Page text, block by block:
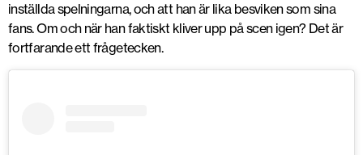
inställda spelningarna, och att han är lika besviken som sina
fans. Om och när han faktiskt kliver upp på scen igen? Det är
fortfarande ett frågetecken.